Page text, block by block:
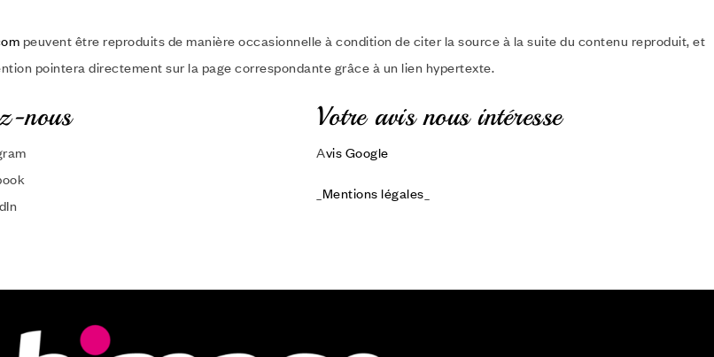
peuvent être reproduits de manière occasionnelle à condition de citer la source à la suite du contenu reproduit, et
pointera directement sur la page correspondante grâce à un lien hypertexte.
nous Votre avis nous intéresse
Avis Google
Mentions légales